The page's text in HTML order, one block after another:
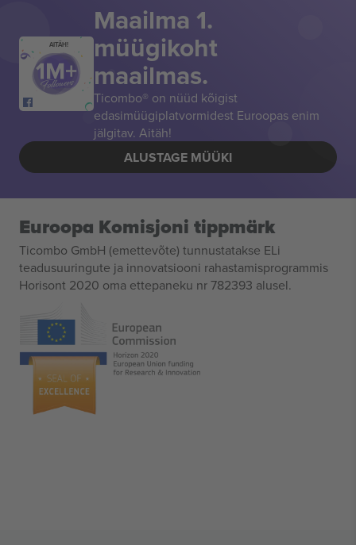
AITÄH!
Maailma 1.
müügikoht
maailmas.
Ticombo® on nüüd kõigist
edasimüügiplatvormidest Euroopas enim
jälgitav. Aitäh!
ALUSTAGE MÜÜKI
Euroopa Komisjoni tippmärk
Ticombo GmbH (emettevõte) tunnustatakse ELi
teadusuuringute ja innovatsiooni rahastamisprogrammis
Horisont 2020 oma ettepaneku nr 782393 alusel.